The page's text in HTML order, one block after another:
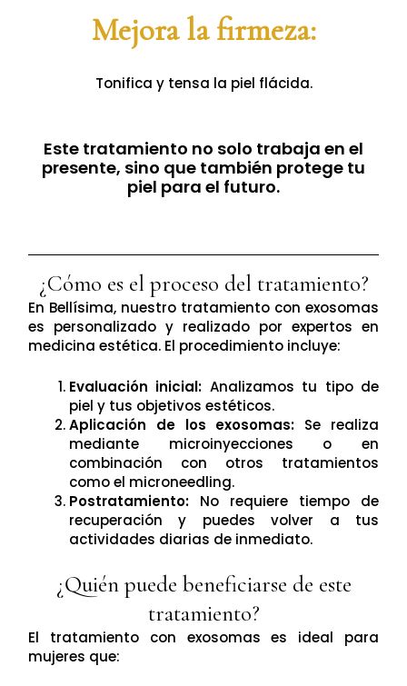
Mejora la firmeza:
Tonifica y tensa la piel flácida.
Este tratamiento no solo trabaja en el
presente, sino que también protege tu
piel para el futuro.
¿Cómo es el proceso del tratamiento?
En Bellísima, nuestro tratamiento con exosomas
es personalizado y realizado por expertos en
medicina estética. El procedimiento incluye:
Evaluación inicial: Analizamos tu tipo de
piel y tus objetivos estéticos.
Aplicación de los exosomas: Se realiza
mediante microinyecciones o en
combinación con otros tratamientos
como el microneedling.
Postratamiento: No requiere tiempo de
recuperación y puedes volver a tus
actividades diarias de inmediato.
¿Quién puede beneficiarse de este
tratamiento?
El tratamiento con exosomas es ideal para
mujeres que: